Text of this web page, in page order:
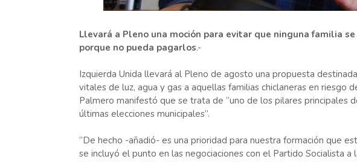
Llevará a Pleno una moción para evitar que ninguna familia
porque no pueda pagarlos.-
Izquierda Unida llevará al Pleno de agosto una propuesta
vitales de luz, agua y gas a aquellas familias chiclaneras en riesgo
Palmero manifestó que se trata de “uno de los pilares principales
últimas elecciones municipales”.
“De hecho -añadió- es una prioridad para nuestra formación que
se incluyó el punto en las negociaciones con el Partido Socialista